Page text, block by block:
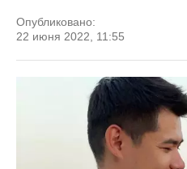
Опубликовано:
22 июня 2022, 11:55